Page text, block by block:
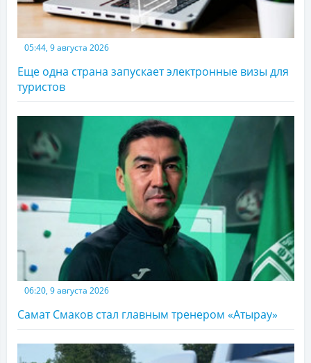
05:44, 9 августа 2026
Еще одна страна запускает электронные визы для
туристов
06:20, 9 августа 2026
Самат Смаков стал главным тренером «Атырау»